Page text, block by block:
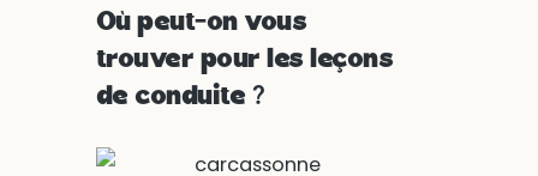
Où peut-on vous
trouver pour les leçons
de conduite ?